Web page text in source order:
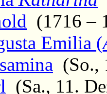
(1716 –
Emilia (
(So.,
(Sa., 11.